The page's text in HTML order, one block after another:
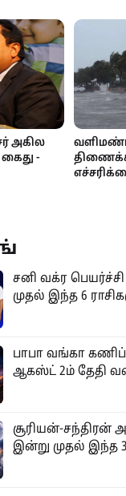
அகில
-
சனி வக்ர
முதல் இந்த 6
பாபா வங்கா
ஆகஸ்ட் 2ம் தேதி
சூரியன்-சந்திரன்
இன்று முதல் இந்த 3